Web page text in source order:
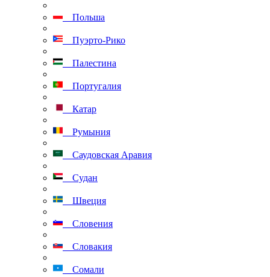
Польша
Пуэрто-Рико
Палестина
Португалия
Катар
Румыния
Саудовская Аравия
Судан
Швеция
Словения
Словакия
Сомали